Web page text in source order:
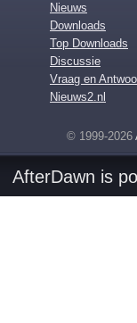
Nieuws
Downloads
Top Downloads
Discussie
Vraag en
Nieuws2.nl
© 1999-2026
AfterDawn is